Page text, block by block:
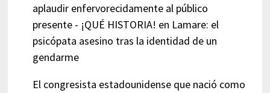
aplaudir enfervorecidamente al público
presente - ¡QUÉ HISTORIA! en Lamare: el
psicópata asesino tras la identidad de un
gendarme
El congresista estadounidense que nació como